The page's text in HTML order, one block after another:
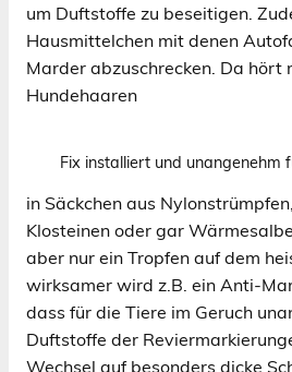
um Duftstoffe zu beseitigen.
Hausmittelchen mit denen
Marder abzuschrecken. Da hört
Hundehaaren
Fix installiert und unangenehm
in Säckchen aus
Klosteinen oder gar
aber nur ein Tropfen auf dem
wirksamer wird z.B. ein Anti-
dass für die Tiere im Geruch
Duftstoffe der
Wechsel auf besonders dicke